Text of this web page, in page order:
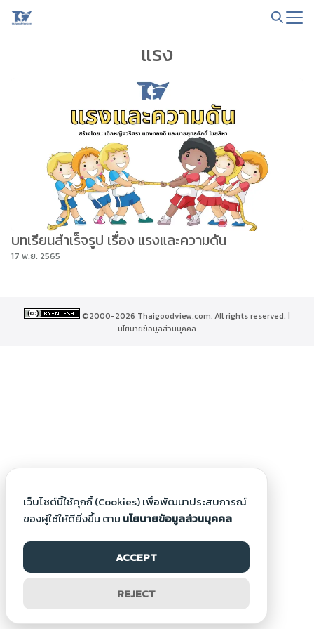
Skip
แรง
บทเรียนสำเร็จรูป เรื่อง แรงและความดัน
17 พ.ย. 2565
©2000-2026 Thaigoodview.com, All rights reserved. |
นโยบายข้อมูลส่วนบุคคล
เว็บไซต์นี้ใช้คุกกี้ (Cookies) เพื่อพัฒนาประสบการณ์
ของผู้ใช้ให้ดียิ่งขึ้น ตาม นโยบายข้อมูลส่วนบุคคล
ACCEPT
REJECT